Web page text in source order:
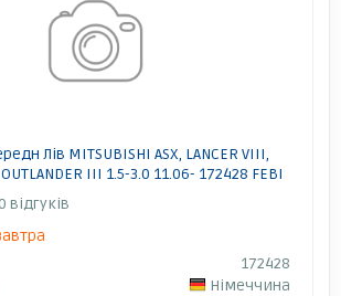
Лів MITSUBISHI ASX, LANCER VIII,
III 1.5-3.0 11.06- 172428 FEBI
відгуків
172428
Німеччина